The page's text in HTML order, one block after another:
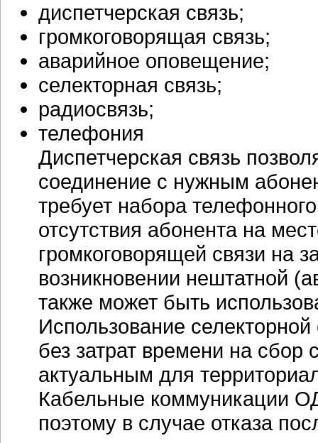
диспетчерская связь;
громкоговорящая связь;
аварийное оповещение;
селекторная связь;
радиосвязь;
телефония
Диспетчерская связь
соединение с нужным
требует набора
отсутствия абонента на
громкоговорящей связи на
возникновении нештатной
также может быть
Использование
без затрат времени на сбор
актуальным для
Кабельные коммуникации
поэтому в случае отказа